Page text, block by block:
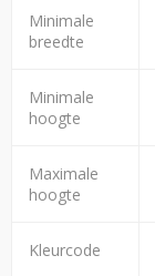
Minimale
breedte
Minimale
hoogte
Maximale
hoogte
Kleurcode